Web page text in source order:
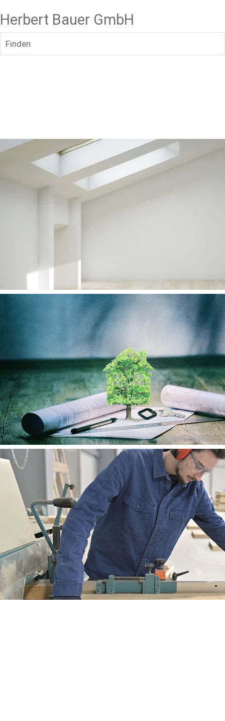
Herbert Bauer GmbH
Finden